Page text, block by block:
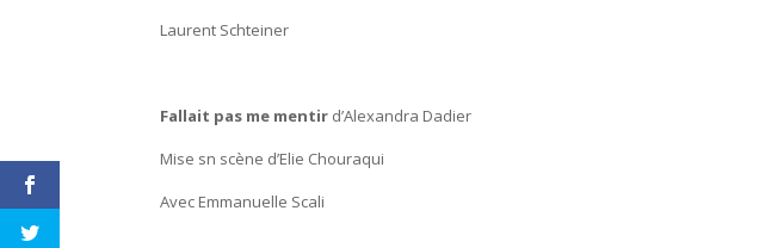
Laurent Schteiner
Fallait pas me mentir d’Alexandra Dadier
Mise sn scène d’Elie Chouraqui
Avec Emmanuelle Scali